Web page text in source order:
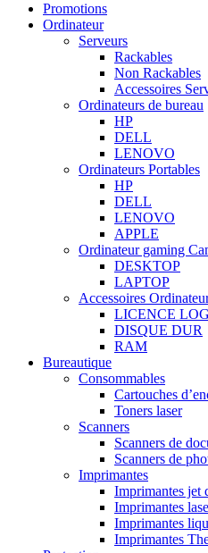
Promotions
Ordinateur
Serveurs
Rackables
Non Rackables
Accessoires
Ordinateurs de bureau
HP
DELL
LENOVO
Ordinateurs Portables
HP
DELL
LENOVO
APPLE
Ordinateur gaming
DESKTOP
LAPTOP
Accessoires
LICENCE
DISQUE DUR
RAM
Bureautique
Consommables
Cartouches
Toners laser
Scanners
Scanners de
Scanners de
Imprimantes
Imprimantes jet
Imprimantes
Imprimantes
Imprimantes